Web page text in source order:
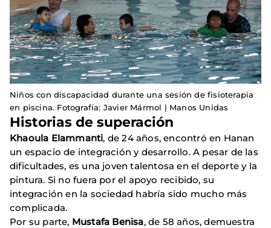
Niños con discapacidad durante una sesión de fisioterapia
en piscina. Fotografía: Javier Mármol | Manos Unidas
Historias de superación
Khaoula Elammanti, de 24 años, encontró en Hanan
un espacio de integración y desarrollo. A pesar de las
dificultades, es una joven talentosa en el deporte y la
pintura. Si no fuera por el apoyo recibido, su
integración en la sociedad habría sido mucho más
complicada.
Por su parte, Mustafa Benisa, de 58 años, demuestra